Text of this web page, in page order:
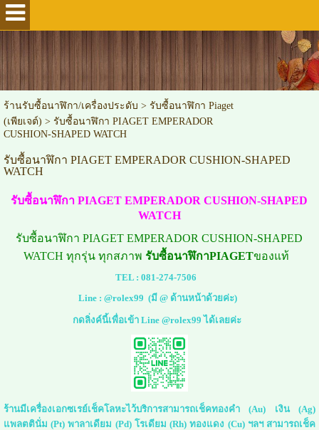
ร้านรับซื้อนาฬิกา/เครื่องประดับ > รับซื้อนาฬิกา Piaget
(เพียเจต์) > รับซื้อนาฬิกา PIAGET EMPERADOR
CUSHION-SHAPED WATCH
รับซื้อนาฬิกา PIAGET EMPERADOR CUSHION-SHAPED
WATCH
รับซื้อนาฬิกา PIAGET EMPERADOR CUSHION-SHAPED
WATCH
รับซื้อนาฬิกา PIAGET EMPERADOR CUSHION-SHAPED
WATCH ทุกรุ่น ทุกสภาพ รับซื้อนาฬิกาPIAGETของแท้
TEL : 081-274-7506
Line :@rolex99 (มี @ ด้านหน้าด้วยค่ะ)
กดลิ่งค์นี้เพื่อเข้า Line @rolex99 ได้เลยค่ะ
ร้านมีเครื่องเอกซเรย์เช็คโลหะไว้บริการสามารถเช็คทองคำ (Au) เงิน (Ag)
แพลตตินั่ม (Pt) พาลาเดียม (Pd) โรเดียม (Rh) ทองแดง (Cu) ฯลฯ สามารถเช็ค